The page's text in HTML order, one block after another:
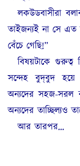
লকউডবাসীরা
তাইজন্যই না সে এত
বেঁচে গেছি!”
বিষয়টাকে
সন্দেহ বুদ্‌বুদ হয়ে
অন্যদের সহজ-সরল
অন্যদের তাচ্ছিল্যও
আর তারপর…